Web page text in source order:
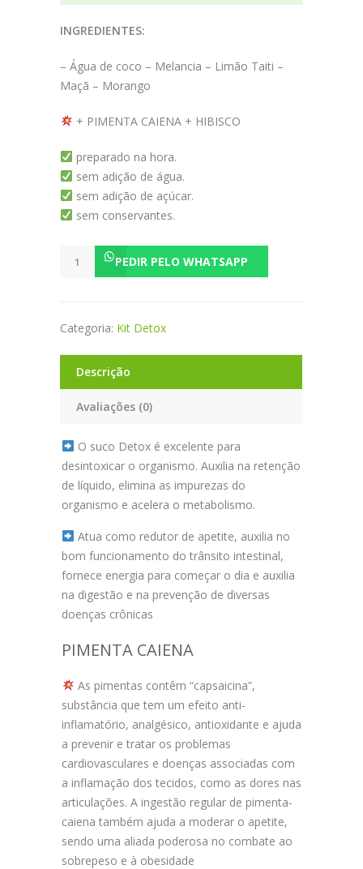
INGREDIENTES:
– Água de coco – Melancia – Limão Taiti –
Maçã – Morango
+ PIMENTA CAIENA + HIBISCO
preparado na hora.
sem adição de água.
sem adição de açúcar.
sem conservantes.
PEDIR PELO WHATSAPP
Categoria: Kit Detox
Descrição
Avaliações (0)
O suco Detox é excelente para
desintoxicar o organismo. Auxilia na retenção
de líquido, elimina as impurezas do
organismo e acelera o metabolismo.
Atua como redutor de apetite, auxilia no
bom funcionamento do trânsito intestinal,
fornece energia para começar o dia e auxilia
na digestão e na prevenção de diversas
doenças crônicas
PIMENTA CAIENA
As pimentas contêm “capsaicina”,
substância que tem um efeito anti-
inflamatório, analgésico, antioxidante e ajuda
a prevenir e tratar os problemas
cardiovasculares e doenças associadas com
a inflamação dos tecidos, como as dores nas
articulações. A ingestão regular de pimenta-
caiena também ajuda a moderar o apetite,
sendo uma aliada poderosa no combate ao
sobrepeso e à obesidade